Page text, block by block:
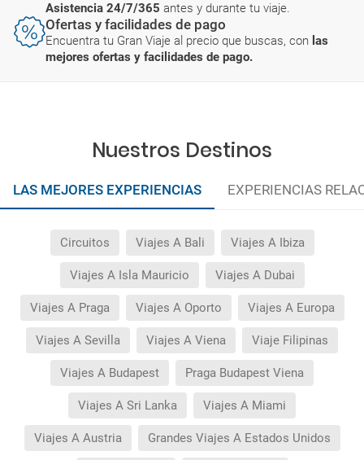
Asistencia 24/7/365 antes y durante tu viaje.
Ofertas y facilidades de pago
Encuentra tu Gran Viaje al precio que buscas, con las
mejores ofertas y facilidades de pago.
Nuestros Destinos
LAS MEJORES EXPERIENCIAS EXPERIENCIAS
Circuitos Viajes A Bali Viajes A Ibiza
Viajes A Isla Mauricio Viajes A Dubai
Viajes A Praga Viajes A Oporto Viajes A Europa
Viajes A Sevilla Viajes A Viena Viaje Filipinas
Viajes A Budapest Praga Budapest Viena
Viajes A Sri Lanka Viajes A Miami
Viajes A Austria Grandes Viajes A Estados Unidos